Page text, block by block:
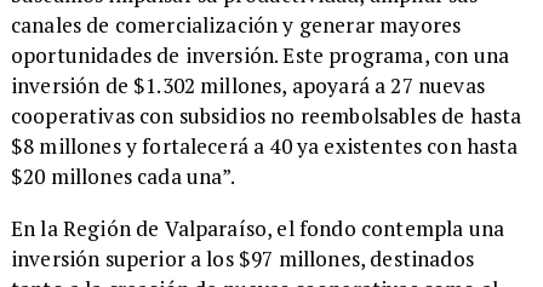
canales de comercialización y generar mayores
oportunidades de inversión. Este programa, con una
inversión de $1.302 millones, apoyará a 27 nuevas
cooperativas con subsidios no reembolsables de hasta
$8 millones y fortalecerá a 40 ya existentes con hasta
$20 millones cada una”.
En la Región de Valparaíso, el fondo contempla una
inversión superior a los $97 millones, destinados